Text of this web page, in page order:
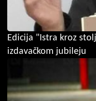
Edicija "Istra kroz
izdavačkom jubileju